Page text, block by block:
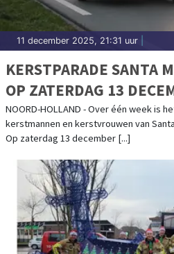
11 december 2025, 21:31 uur
KERSTPARADE SANTA
OP ZATERDAG 13
NOORD-HOLLAND
NOORD-HOLLAND - Over één week is
kerstmannen en kerstvrouwen van
Op zaterdag 13 december [...]